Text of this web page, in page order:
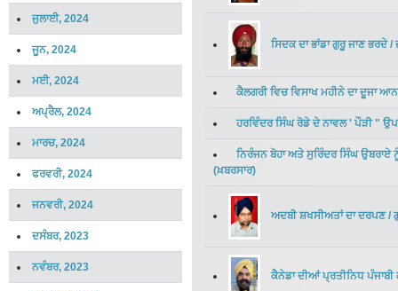
ਜੁਲਾਈ, 2024
ਜੂਨ, 2024
ਮਈ, 2024
ਅਪ੍ਰੈਲ, 2024
ਮਾਰਚ, 2024
ਫਰਵਰੀ, 2024
ਜਨਵਰੀ, 2024
ਦਸੰਬਰ, 2023
ਨਵੰਬਰ, 2023
ਸਿਦਕ ਦਾ ਭਾਂਡਾ ਗੁਰੂ ਜਾਣ ਭਰਦੇ/
ਕੈਲਗਰੀ ਵਿਚ ਵਿਸਾਖ ਮਹੀਨੇ ਦਾ ਦੂਜਾ
ਹਰਵਿੰਦਰ ਸਿੰਘ ਰੋਡੇ ਦੇ ਨਾਵਲ ' ਪੌੜੀ "
ਨਿਰੰਜਨ ਬੋਹਾ ਅਤੇ ਸੁਰਿੰਦਰ ਸਿੰਘ ਉਬਰਾਏ
(ਖ਼ਬਰਸਾਰ)
ਅਦਬੀ ਸ਼ਖਸੀਅਤਾਂ ਦਾ ਦਰਪਣ/
ਕੈਨੇਡਾ ਦੀਆਂ ਪ੍ਰਤੀਨਿਧ ਪੰਜਾਬੀ